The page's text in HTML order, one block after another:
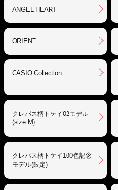
ANGEL HEART
ORIENT
CASIO Collection
クレパス柄トケイ02モデル
(size:M)
クレパス柄トケイ100色記念
モデル(限定)